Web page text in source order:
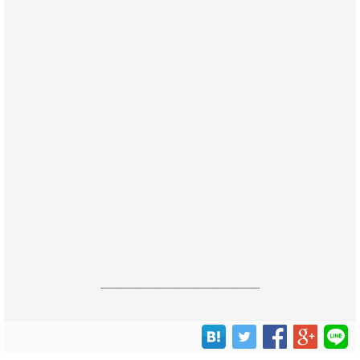
------------------------------------------------------------------